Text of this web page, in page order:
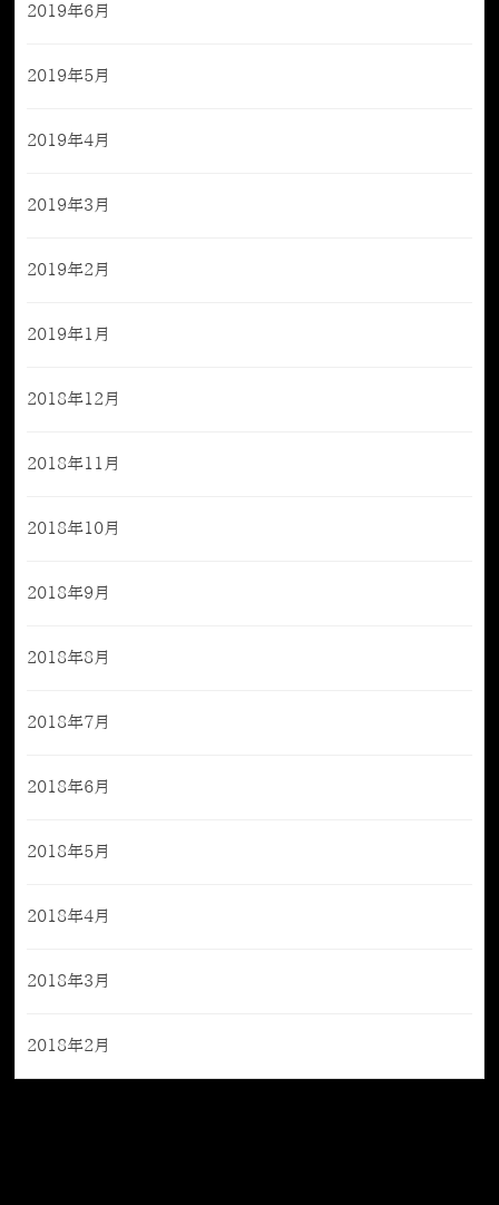
2019年6月
2019年5月
2019年4月
2019年3月
2019年2月
2019年1月
2018年12月
2018年11月
2018年10月
2018年9月
2018年8月
2018年7月
2018年6月
2018年5月
2018年4月
2018年3月
2018年2月